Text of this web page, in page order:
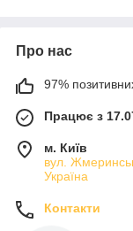
Про нас
97%
Працює з
м. Київ
вул.
Україна
Контакти